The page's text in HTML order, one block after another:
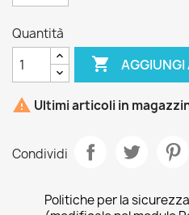
Quantità
 AGGIUNGI
 Ultimi articoli in
Condividi
Politiche per la sicurezza